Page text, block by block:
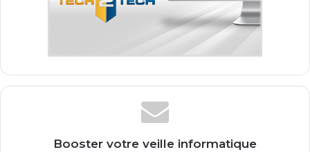
Booster votre veille informatique